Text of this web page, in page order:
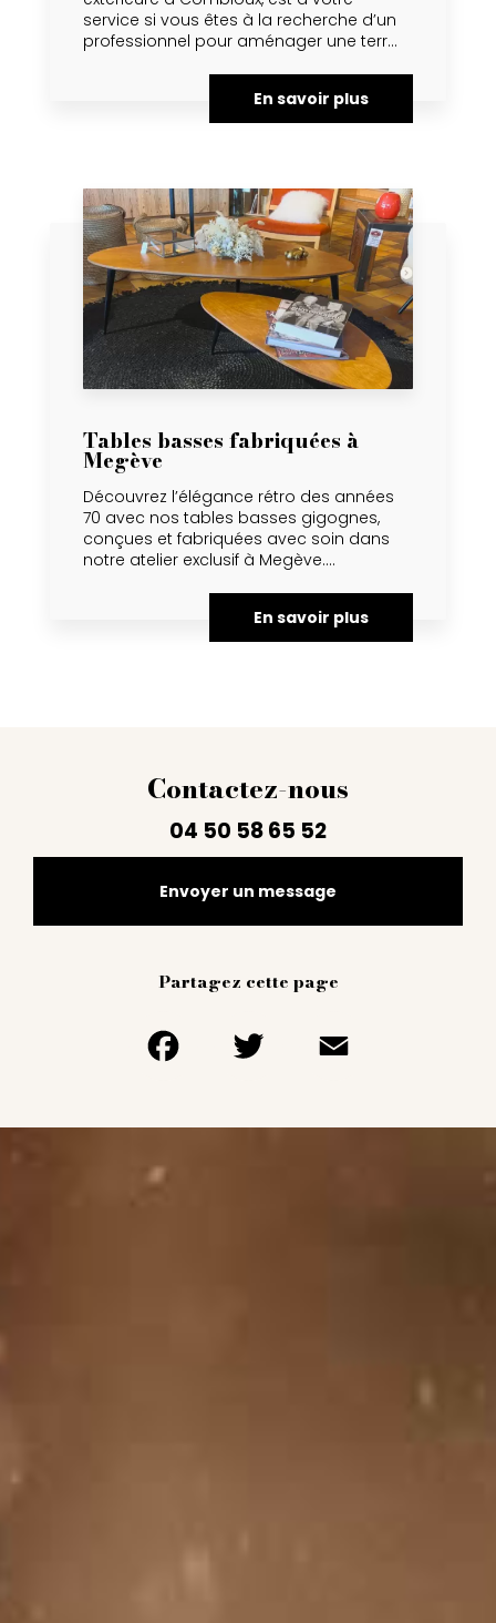
service si vous êtes à la recherche d’un
professionnel pour aménager une terr...
En savoir plus
Tables basses fabriquées à
Megève
Découvrez l’élégance rétro des années
70 avec nos tables basses gigognes,
conçues et fabriquées avec soin dans
notre atelier exclusif à Megève....
En savoir plus
Contactez-nous
04 50 58 65 52
Envoyer un message
Partagez cette page